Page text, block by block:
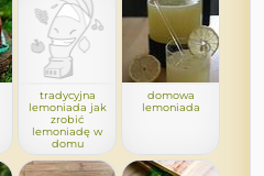
tradycyjna
lemoniada jak
zrobić
lemoniadę w
domu
domowa
lemoniada